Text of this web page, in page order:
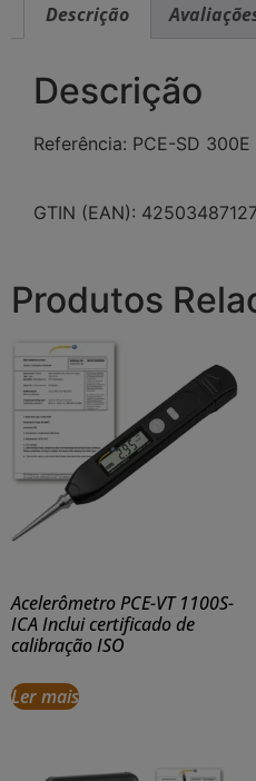
Descrição
Descrição
Referência: PCE-SD 300E
GTIN (EAN):
Produtos
Acelerômetro PCE-VT 1100S-
ICA Inclui certificado de
calibração ISO
Ler mais